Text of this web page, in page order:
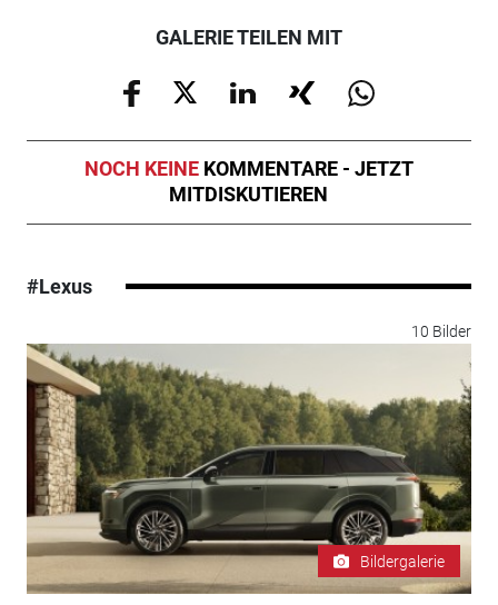
GALERIE TEILEN MIT
NOCH KEINE KOMMENTARE - JETZT
MITDISKUTIEREN
#Lexus
10 Bilder
Bildergalerie